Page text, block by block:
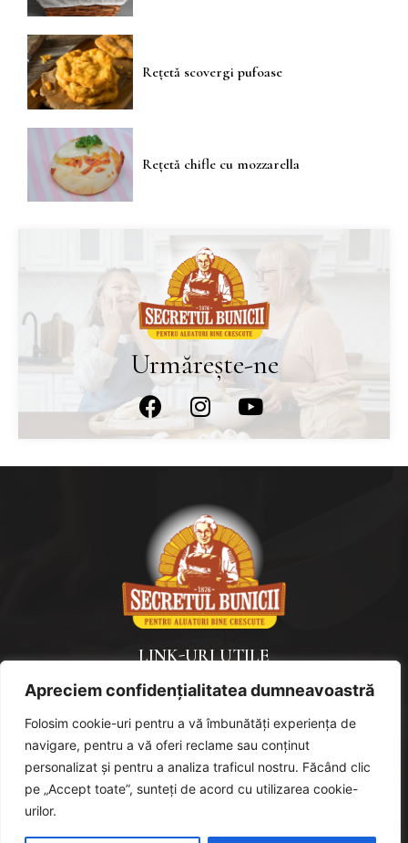
Apreciem confidențialitatea dumneavoastră
Folosim cookie-uri pentru a vă îmbunătăți experiența de
navigare, pentru a vă oferi reclame sau conținut
personalizat și pentru a analiza traficul nostru. Făcând clic
pe „Accept toate”, sunteți de acord cu utilizarea cookie-
urilor.
Rețetă scovergi pufoase
Rețetă chifle cu mozzarella
Urmărește-ne
LINK-URI UTILE
Politica de confidențialitate
Politică de cookies
URMAREȘTE-NE